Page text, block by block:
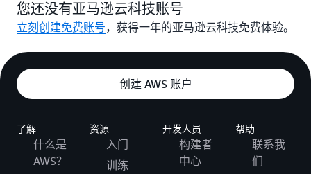
您还没有亚马逊云科技账号
立刻创建免费账号，获得一年的亚马逊云科技免费体验。
创建 AWS 账户
了解
什么是
AWS？
资源
入门
训练
开发人员
构建者
中心
帮助
联系我
们